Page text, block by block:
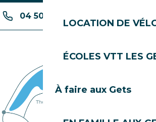
LOCATION DE
ÉCOLES VTT LES
À faire aux Gets
04 50 74 74 74